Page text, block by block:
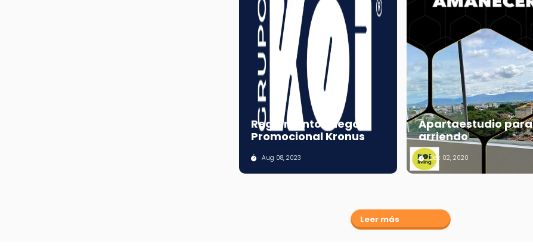
Reglamento Juego
Promocional Kronus
Aug 08, 2023
Apartaestudio para
arriendo
Dec 02, 2020
Leer más